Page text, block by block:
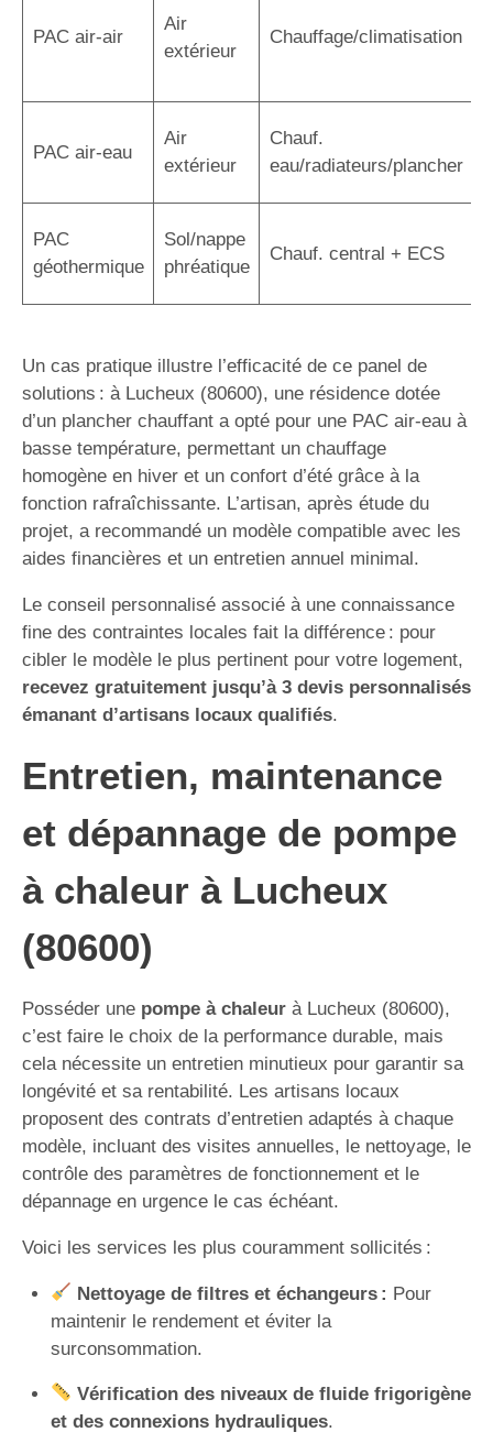
PAC air-air
Air
extérieur
Chauffage/climatisation
PAC air-eau
Air
extérieur
Chauf.
eau/radiateurs/plancher
PAC
géothermique
Sol/nappe
phréatique
Chauf. central + ECS
Un cas pratique illustre l’efficacité de ce panel de
solutions : à Lucheux (80600), une résidence dotée
d’un plancher chauffant a opté pour une PAC air-eau à
basse température, permettant un chauffage
homogène en hiver et un confort d’été grâce à la
fonction rafraîchissante. L’artisan, après étude du
projet, a recommandé un modèle compatible avec les
aides financières et un entretien annuel minimal.
Le conseil personnalisé associé à une connaissance
fine des contraintes locales fait la différence : pour
cibler le modèle le plus pertinent pour votre logement,
recevez gratuitement jusqu’à 3 devis personnalisés
émanant d’artisans locaux qualifiés.
Entretien, maintenance
et dépannage de pompe
à chaleur à Lucheux
(80600)
Posséder une pompe à chaleur à Lucheux (80600),
c’est faire le choix de la performance durable, mais
cela nécessite un entretien minutieux pour garantir sa
longévité et sa rentabilité. Les artisans locaux
proposent des contrats d’entretien adaptés à chaque
modèle, incluant des visites annuelles, le nettoyage, le
contrôle des paramètres de fonctionnement et le
dépannage en urgence le cas échéant.
Voici les services les plus couramment sollicités :
Nettoyage de filtres et échangeurs : Pour
maintenir le rendement et éviter la
surconsommation.
Vérification des niveaux de fluide frigorigène
et des connexions hydrauliques.